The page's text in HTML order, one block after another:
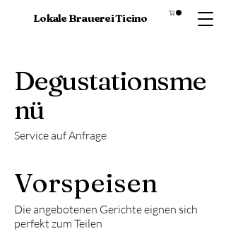
Lokale Brauerei Ticino
Degustationsme
nü
Service auf Anfrage
Vorspeisen
Die angebotenen Gerichte eignen sich
perfekt zum Teilen